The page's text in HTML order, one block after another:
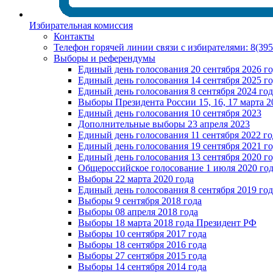
Избирательная комиссия
Контакты
Телефон горячей линии связи с избирателями:
Выборы и референдумы
Единый день голосования 20 сентября 2026
Единый день голосования 14 сентября 2025
Единый день голосования 8 сентября 2024
Выборы Президента России 15, 16, 17 марта
Единый день голосования 10 сентября 2023
Дополнительные выборы 23 апреля 2023
Единый день голосования 11 сентября 2022
Единый день голосования 19 сентября 2021
Единый день голосования 13 сентября 2020
Общероссийское голосование 1 июля 2020
Выборы 22 марта 2020 года
Единый день голосования 8 сентября 2019
Выборы 9 сентября 2018 года
Выборы 08 апреля 2018 года
Выборы 18 марта 2018 года Президент РФ
Выборы 10 сентября 2017 года
Выборы 18 сентября 2016 года
Выборы 27 сентября 2015 года
Выборы 14 сентября 2014 года